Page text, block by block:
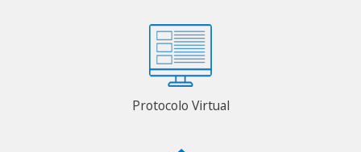
Protocolo Virtual